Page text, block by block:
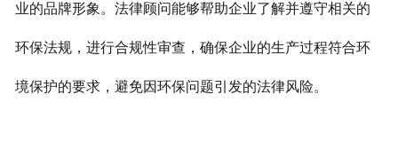
业的品牌形象。法律顾问能够帮助企业了解并遵守相关的
环保法规，进行合规性审查，确保企业的生产过程符合环
境保护的要求，避免因环保问题引发的法律风险。